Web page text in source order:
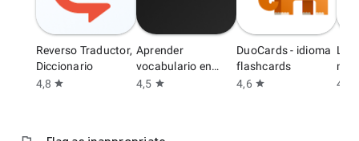
Reverso Traductor,
Diccionario
4,8 star
Aprender
vocabulario en
Inglés
4,5 star
DuoCards - idioma
flashcards
4,6 star
min
4,6